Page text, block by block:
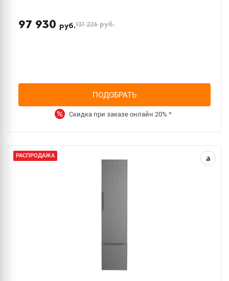
97 930 руб.131 226руб.
ПОДОБРАТЬ
Скидка при заказе онлайн 20% *
РАСПРОДАЖА